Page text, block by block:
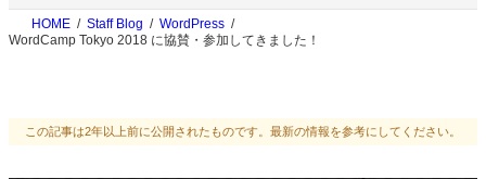
HOME Staff Blog
WordPress
WordCamp Tokyo 2018 に協賛・参加してきました！
この記事は2年以上前に公開されたものです。最新の情報を参考にしてください。